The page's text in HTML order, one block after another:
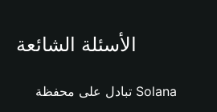
الأسئلة الشائعة
تبادل على محفظة Solana